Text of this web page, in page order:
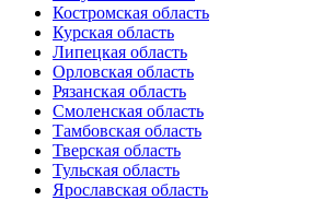
Костромская область
Курская область
Липецкая область
Орловская область
Рязанская область
Смоленская область
Тамбовская область
Тверская область
Тульская область
Ярославская область